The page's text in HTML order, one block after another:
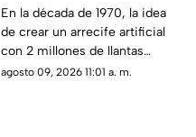
pensando que
ayudarían a la vida
marina; hoy luchan por
sacarlas
En la década de 1970, la idea
de crear un arrecife artificial
con 2 millones de llantas
parecía la solución perfecta
agosto 09, 2026 11:01 a. m.